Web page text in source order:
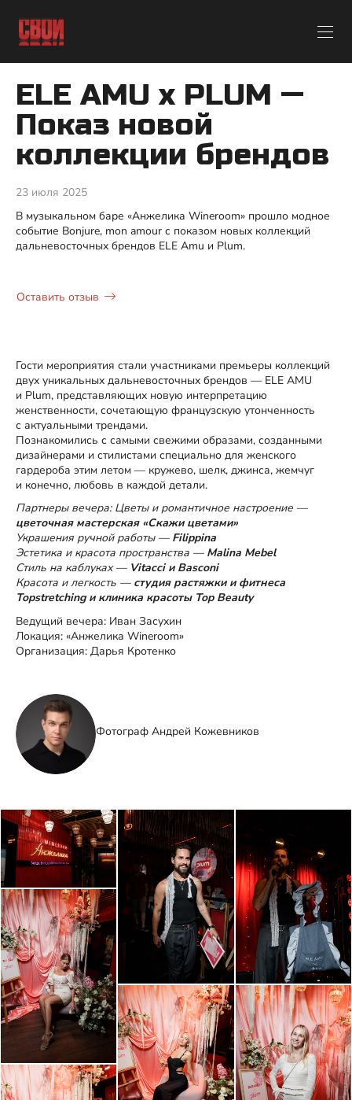
ELE AMU x PLUM —
Показ новой
коллекции брендов
23 июля 2025
В музыкальном баре «Анжелика Wineroom» прошло модное
событие Bonjure, mon amour с показом новых коллекций
дальневосточных брендов ELE Amu и Plum.
Оставить отзыв
Гости мероприятия стали участниками премьеры коллекций
двух уникальных дальневосточных брендов — ELE AMU
и Plum, представляющих новую интерпретацию
женственности, сочетающую французскую утонченность
с актуальными трендами.
Познакомились с самыми свежими образами, созданными
дизайнерами и стилистами специально для женского
гардероба этим летом — кружево, шелк, джинса, жемчуг
и конечно, любовь в каждой детали.
Партнеры вечера: Цветы и романтичное настроение —
цветочная мастерская «Скажи цветами»
Украшения ручной работы — Filippina
Эстетика и красота пространства — Malina Mebel
Стиль на каблуках — Vitacci и Basconi
Красота и легкость — студия растяжки и фитнеса
Topstretching и клиника красоты Top Beauty
Ведущий вечера: Иван Засухин
Локация: «Анжелика Wineroom»
Организация: Дарья Кротенко
Фотограф Андрей Кожевников